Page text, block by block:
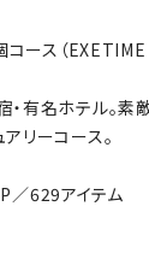
ース（
・有名ホテル。素
リーコース。
／629アイテム